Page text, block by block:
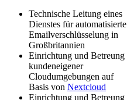
Technische Leitung eines
Dienstes für automatisierte
Emailverschlüsselung in
Großbritannien
Einrichtung und Betreung
kundeneigener
Cloudumgebungen auf
Basis von Nextcloud
Einrichtung und Betreung